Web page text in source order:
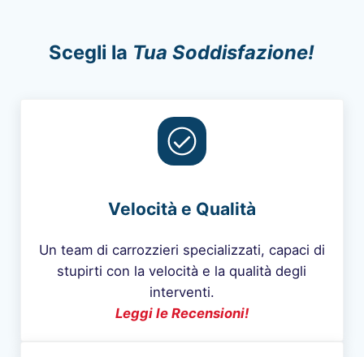
Scegli la Tua Soddisfazione!
Velocità e Qualità
Un team di carrozzieri specializzati, capaci di
stupirti con la velocità e la qualità degli
interventi.
Leggi le Recensioni!